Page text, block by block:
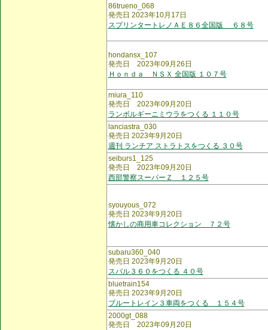
86trueno_068
発売日 2023年10月17日
スプリンタートレノＡＥ８６全国版 ６８号
hondansx_107
発売日 2023年09月26日
Ｈｏｎｄａ ＮＳＸ 全国版 １０７号
miura_110
発売日 2023年09月20日
ランボルギーニミウラをつくる １１０号
lanciastra_030
発売日 2023年9月20日
週刊 ランチア ストラトスをつくる ３０号
seiburs1_125
発売日 2023年09月20日
西部警察スーパーＺ １２５号
syouyous_072
発売日 2023年9月20日
懐かしの商用車コレクション ７２号
subaru360_040
発売日 2023年9月20日
スバル３６０をつくる ４０号
bluetrain154
発売日 2023年9月20日
ブルートレイン３車両をつくる １５４号
2000gt_088
発売日 2023年09月20日